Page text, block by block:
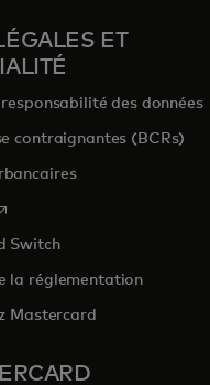
ET
des données
contraignantes (BCRs)
dans un nouvel onglet
Switch
la réglementation
Mastercard